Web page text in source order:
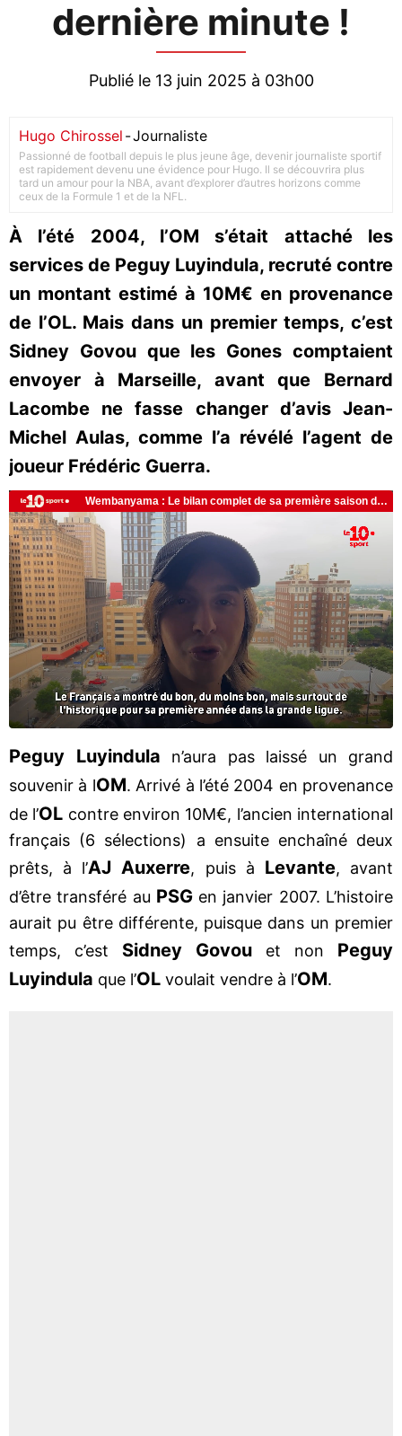
dernière minute !
Publié le 13 juin 2025 à 03h00
Hugo Chirossel -Journaliste
Passionné de football depuis le plus jeune âge, devenir journaliste sportif
est rapidement devenu une évidence pour Hugo. Il se découvrira plus
tard un amour pour la NBA, avant d’explorer d’autres horizons comme
ceux de la Formule 1 et de la NFL.
À l’été 2004, l’OM s’était attaché les
services de Peguy Luyindula, recruté contre
un montant estimé à 10M€ en provenance
de l’OL. Mais dans un premier temps, c’est
Sidney Govou que les Gones comptaient
envoyer à Marseille, avant que Bernard
Lacombe ne fasse changer d’avis Jean-
Michel Aulas, comme l’a révélé l’agent de
joueur Frédéric Guerra.
Peguy Luyindula n’aura pas laissé un grand
souvenir à lOM. Arrivé à l’été 2004 en provenance
de l’OL contre environ 10M€, l’ancien international
français (6 sélections) a ensuite enchaîné deux
prêts, à l’AJ Auxerre, puis à Levante, avant
d’être transféré au PSGen janvier 2007. L’histoire
aurait pu être différente, puisque dans un premier
temps, c’est Sidney Govou et non
Peguy
Luyindula que l’OL voulait vendre à l’OM.